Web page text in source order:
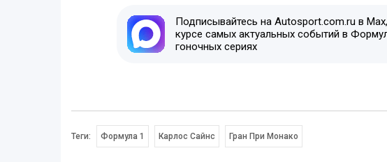
Подписывайтесь на Autosport.com.ru в
курсе самых актуальных событий в
гоночных сериях
Теги: Формула 1 Карлос Сайнс Гран При Монако